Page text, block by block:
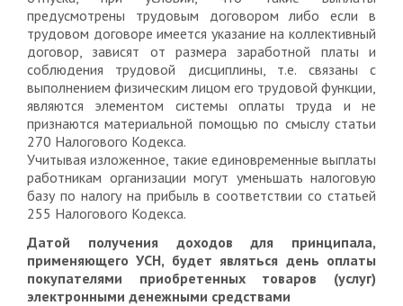
предусмотрены трудовым договором либо если в
трудовом договоре имеется указание на коллективный
договор, зависят от размера заработной платы и
соблюдения трудовой дисциплины, т.е. связаны с
выполнением физическим лицом его трудовой функции,
являются элементом системы оплаты труда и не
признаются материальной помощью по смыслу статьи
270 Налогового Кодекса.
Учитывая изложенное, такие единовременные выплаты
работникам организации могут уменьшать налоговую
базу по налогу на прибыль в соответствии со статьей
255 Налогового Кодекса.
Датой получения доходов для принципала,
применяющего УСН, будет являться день оплаты
покупателями приобретенных товаров (услуг)
электронными денежными средствами